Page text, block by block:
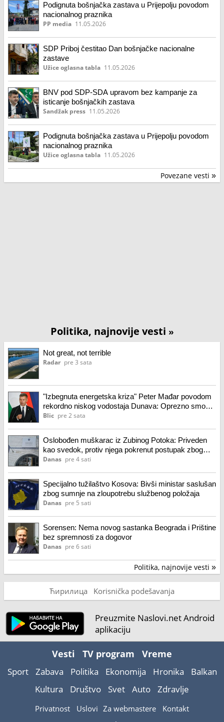
Podignuta bošnjačka zastava u Prijepolju povodom
nacionalnog praznika
PP media 11.05.2026
SDP Priboj čestitao Dan bošnjačke nacionalne
zastave
Užice oglasna tabla 11.05.2026
BNV pod SDP-SDA upravom bez kampanje za
isticanje bošnjačkih zastava
Sandžak press 11.05.2026
Podignuta bošnjačka zastava u Prijepolju povodom
nacionalnog praznika
Užice oglasna tabla 11.05.2026
Povezane vesti »
Politika, najnovije vesti »
Not great, not terrible
Radar pre 3 sata
"Izbegnuta energetska kriza" Peter Mađar povodom
rekordno niskog vodostaja Dunava: Oprezno smo
optimistični
Blic pre 2 sata
Oslobođen muškarac iz Zubinog Potoka: Priveden
kao svedok, protiv njega pokrenut postupak zbog
lažnog iskaza
Danas pre 4 sati
Specijalno tužilaštvo Kosova: Bivši ministar saslušan
zbog sumnje na zloupotrebu službenog položaja
Danas pre 5 sati
Sorensen: Nema novog sastanka Beograda i Prištine
bez spremnosti za dogovor
Danas pre 6 sati
Politika, najnovije vesti »
Ћирилица Korisnička podešavanja
Preuzmite Naslovi.net Android
aplikaciju
Vesti TV program Vreme
Sport Zabava Politika Ekonomija Hronika
Balkan
Kultura
Društvo Svet Auto Zdravlje
Privatnost Uslovi Za webmastere Kontakt